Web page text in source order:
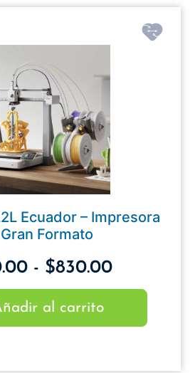
Ecuador – Impresora
Formato
- $830.00
al carrito